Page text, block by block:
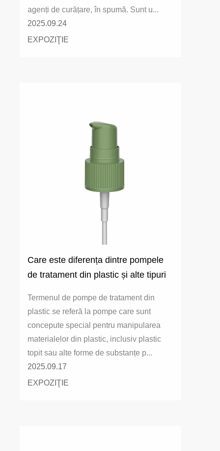
agenți de curățare, în spumă. Sunt u...
2025.09.24
EXPOZIŢIE
Care este diferența dintre pompele
de tratament din plastic și alte tipuri
hidraulice și pompele electrice)?
Termenul de pompe de tratament din
plastic se referă la pompe care sunt
concepute special pentru manipularea
materialelor din plastic, inclusiv plastic
topit sau alte forme de substanțe p...
2025.09.17
EXPOZIŢIE